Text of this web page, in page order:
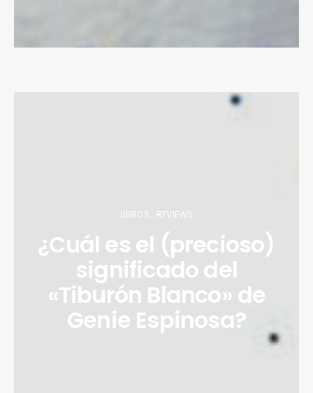
LIBROS REVIEWS
¿Cuál es el (precioso)
significado del
«Tiburón Blanco» de
Genie Espinosa?